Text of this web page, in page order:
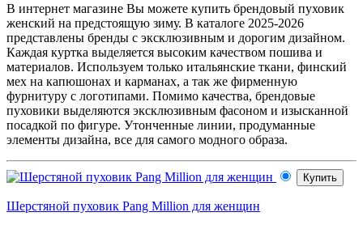
В интернет магазине Вы можете купить брендовый пуховик
женский на предстоящую зиму. В каталоге 2025-2026
представлены бренды с эксклюзивным и дорогим дизайном.
Каждая куртка выделяется высоким качеством пошива и
материалов. Используем только итальянские ткани, финский
мех на капюшонах и карманах, а так же фирменную
фурнитуру с логотипами. Помимо качества, брендовые
пуховики выделяются эксклюзивным фасоном и изысканной
посадкой по фигуре. Утонченные линии, продуманные
элементы дизайна, все для самого модного образа.
Купить
Шерстяной пуховик Pang Million для женщин